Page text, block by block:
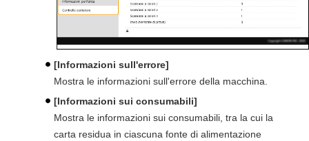
[Informazioni sull'errore]
Mostra le informazioni sull'errore della macchina.
[Informazioni sui consumabili]
Mostra le informazioni sui consumabili, tra la cui la
carta residua in ciascuna fonte di alimentazione